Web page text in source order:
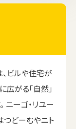
ビルや住宅が
広がる「自然」
ニーゴ・リユー
どーむやニト